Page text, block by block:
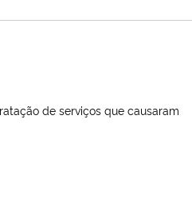
de serviços que causaram